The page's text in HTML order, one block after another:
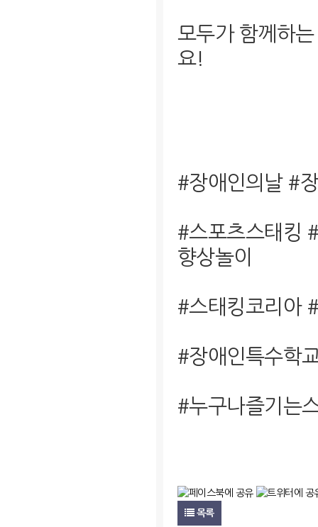
모두가 함께하
요!
#장애인의날 #
#스포츠스태킹
향상놀이
#스태킹코리아
#장애인특수학
#누구나즐기는
목록